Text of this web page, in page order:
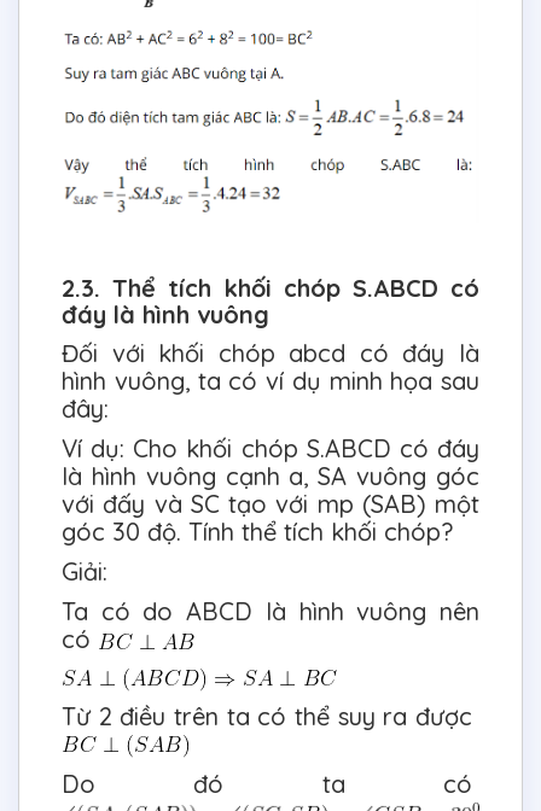
2.3. Thể tích khối chóp S.ABCD có
đáy là hình vuông
Đối với khối chóp abcd có đáy là
hình vuông, ta có ví dụ minh họa sau
đây:
Ví dụ: Cho khối chóp S.ABCD có đáy
là hình vuông cạnh a, SA vuông góc
với đấy và SC tạo với mp (SAB) một
góc 30 độ. Tính thể tích khối chóp?
Giải:
Ta có do ABCD là hình vuông nên
có
Từ 2 điều trên ta có thể suy ra được
Do đó ta có